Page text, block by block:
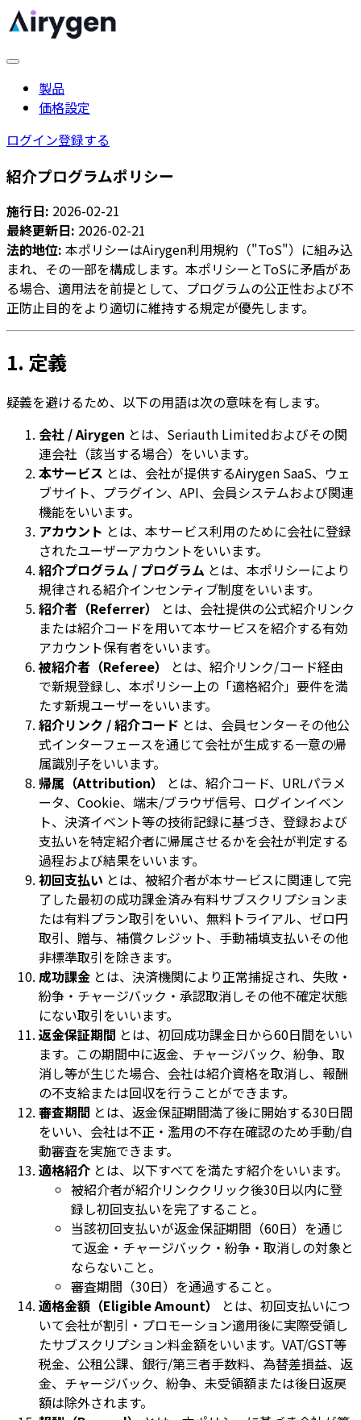
製品
価格設定
ログイン登録する
紹介プログラムポリシー
施行日: 2026-02-21
最終更新日: 2026-02-21
法的地位: 本ポリシーはAirygen利用規約（"ToS"）に組み込
まれ、その一部を構成します。本ポリシーとToSに矛盾があ
る場合、適用法を前提として、プログラムの公正性および不
正防止目的をより適切に維持する規定が優先します。
1. 定義
疑義を避けるため、以下の用語は次の意味を有します。
会社 / Airygen とは、Seriauth Limitedおよびその関
連会社（該当する場合）をいいます。
本サービス とは、会社が提供するAirygen SaaS、ウェ
ブサイト、プラグイン、API、会員システムおよび関連
機能をいいます。
アカウント とは、本サービス利用のために会社に登録
されたユーザーアカウントをいいます。
紹介プログラム / プログラム とは、本ポリシーにより
規律される紹介インセンティブ制度をいいます。
紹介者（Referrer）
とは、会社提供の公式紹介リンク
または紹介コードを用いて本サービスを紹介する有効
アカウント保有者をいいます。
被紹介者（Referee）
とは、紹介リンク/コード経由
で新規登録し、本ポリシー上の「適格紹介」要件を満
たす新規ユーザーをいいます。
紹介リンク / 紹介コード とは、会員センターその他公
式インターフェースを通じて会社が生成する一意の帰
属識別子をいいます。
帰属（Attribution）
とは、紹介コード、URLパラメ
ータ、Cookie、端末/ブラウザ信号、ログインイベン
ト、決済イベント等の技術記録に基づき、登録および
支払いを特定紹介者に帰属させるかを会社が判定する
過程および結果をいいます。
初回支払い とは、被紹介者が本サービスに関連して完
了した最初の成功課金済み有料サブスクリプションま
たは有料プラン取引をいい、無料トライアル、ゼロ円
取引、贈与、補償クレジット、手動補填支払いその他
非標準取引を除きます。
成功課金 とは、決済機関により正常捕捉され、失敗・
紛争・チャージバック・承認取消しその他不確定状態
にない取引をいいます。
返金保証期間 とは、初回成功課金日から60日間をいい
ます。この期間中に返金、チャージバック、紛争、取
消し等が生じた場合、会社は紹介資格を取消し、報酬
の不支給または回収を行うことができます。
審査期間 とは、返金保証期間満了後に開始する30日間
をいい、会社は不正・濫用の不存在確認のため手動/自
動審査を実施できます。
適格紹介 とは、以下すべてを満たす紹介をいいます。
被紹介者が紹介リンククリック後30日以内に登
録し初回支払いを完了すること。
当該初回支払いが返金保証期間（60日）を通じ
て返金・チャージバック・紛争・取消しの対象と
ならないこと。
審査期間（30日）を通過すること。
適格金額（Eligible Amount）
とは、初回支払いにつ
いて会社が割引・プロモーション適用後に実際受領し
たサブスクリプション料金額をいいます。VAT/GST等
税金、公租公課、銀行/第三者手数料、為替差損益、返
金、チャージバック、紛争、未受領額または後日返戻
額は除外されます。